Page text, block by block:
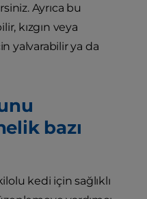
Ayrıca bu
kızgın veya
yalvarabilir ya da
bazı
kedi için sağlıklı